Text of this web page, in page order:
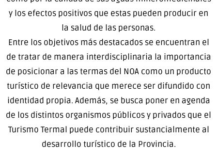
y los efectos positivos que estas pueden producir en
la salud de las personas.
Entre los objetivos más destacados se encuentran el
de tratar de manera interdisciplinaria la importancia
de posicionar a las termas del NOA como un producto
turístico de relevancia que merece ser difundido con
identidad propia. Además, se busca poner en agenda
de los distintos organismos públicos y privados que el
Turismo Termal puede contribuir sustancialmente al
desarrollo turístico de la Provincia.